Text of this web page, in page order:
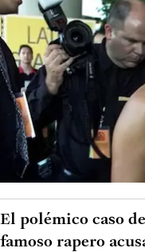
El polémico caso
famoso rapero